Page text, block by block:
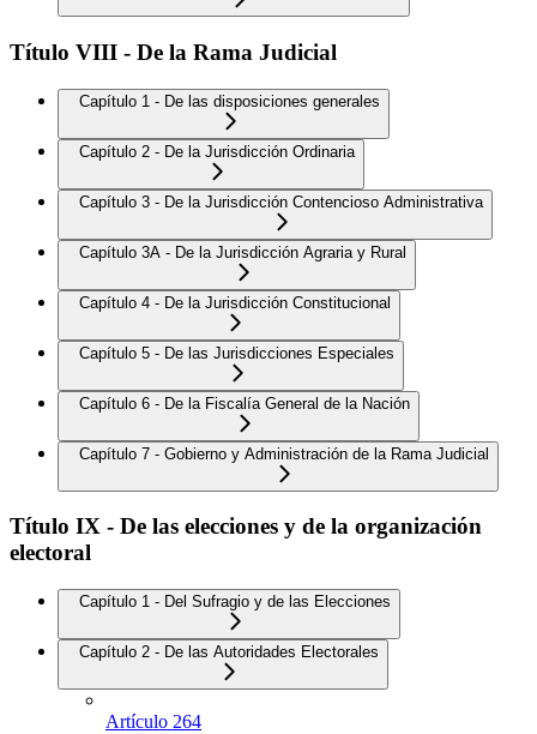
Título VIII - De la Rama Judicial
Capítulo 1 - De las disposiciones generales
Capítulo 2 - De la Jurisdicción Ordinaria
Capítulo 3 - De la Jurisdicción Contencioso Administrativa
Capítulo 3A - De la Jurisdicción Agraria y Rural
Capítulo 4 - De la Jurisdicción Constitucional
Capítulo 5 - De las Jurisdicciones Especiales
Capítulo 6 - De la Fiscalía General de la Nación
Capítulo 7 - Gobierno y Administración de la Rama Judicial
Título IX - De las elecciones y de la organización
electoral
Capítulo 1 - Del Sufragio y de las Elecciones
Capítulo 2 - De las Autoridades Electorales
Artículo 264